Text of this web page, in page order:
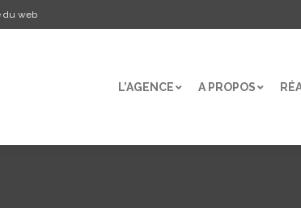
du web
L’AGENCE A PROPOS